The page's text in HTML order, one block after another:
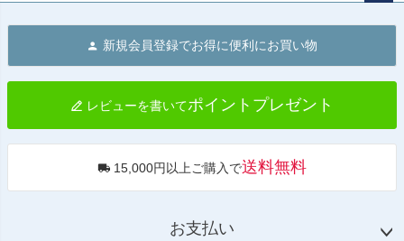
へ
新規会員登録でお得に便利にお買い物
レビューを書いてポイントプレゼント
15,000円以上ご購入で送料無料
お支払い